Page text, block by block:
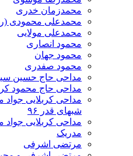
محمدزمان خدری
محمدعلی محمودی
محمدعلی مولایی
محمود انصاری
محمود جهان
محمود صفدری
مداحی حاج حسین
مداحی حاج محمود
مداحی کربلایی
شبهای قدر ۹۶
مداحی کربلایی جواد
مدریک
مرتضی اشرفی